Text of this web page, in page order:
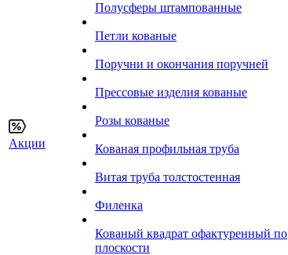
Акции
Полусферы штампованные
Петли кованые
Поручни и окончания поручней
Прессовые изделия кованые
Розы кованые
Кованая профильная труба
Витая труба толстостенная
Филенка
Кованый квадрат офактуренный по
плоскости